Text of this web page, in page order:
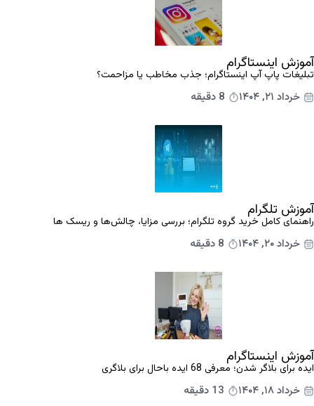
آموزش اینستاگرام
تبلیغات پاپ آپ اینستاگرام؛ جذب مخاطب یا مزاحمت؟
خرداد ۲۱, ۱۴۰۴ 8 دقیقه
آموزش تلگرام
راهنمای کامل خرید گروه تلگرام؛ بررسی مزایا، چالش‌ها و ریسک ها
خرداد ۲۰, ۱۴۰۴ 8 دقیقه
آموزش اینستاگرام
ایده برای بلاگر شدن؛ معرفی 68 ایده باحال برای بلاگری
خرداد ۱۸, ۱۴۰۴ 13 دقیقه